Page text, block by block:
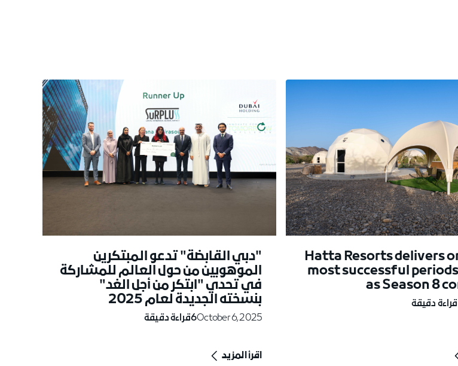
Hatta Resorts delivers
most successful
as Season 8
قراءة دقيقة
"دبي القابضة" تدعو المبتكرين
الموهوبين من حول العالم للمشاركة
في تحدي "ابتكر من أجل الغد"
بنسخته الجديدة لعام 2025
October 6, 2025
6قراءة دقيقة
اقرأ المزيد